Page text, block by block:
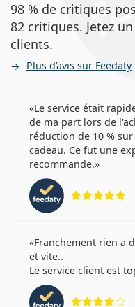
98 % de critiques
82 critiques. Jetez
clients.
Plus d’avis sur Feedaty
Le service était
de ma part lors de
réduction de 10 %
cadeau. Ce fut une
recommande.
Franchement rien a
et vite..
Le service client est